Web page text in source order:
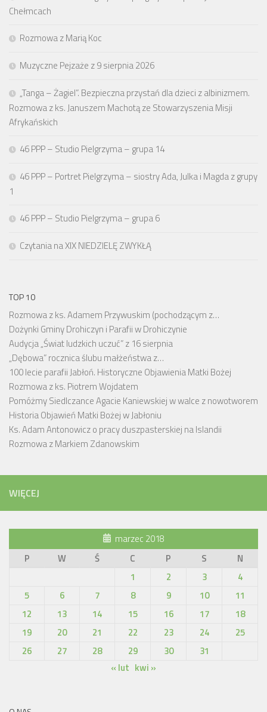
Chełmcach
Rozmowa z Marią Koc
Muzyczne Pejzaże z 9 sierpnia 2026
„Tanga – Żagiel”. Bezpieczna przystań dla dzieci z albinizmem.
Rozmowa z ks. Januszem Machotą ze Stowarzyszenia Misji
Afrykańskich
46 PPP – Studio Pielgrzyma – grupa 14
46 PPP – Portret Pielgrzyma – siostry Ada, Julka i Magda z grupy
1
46 PPP – Studio Pielgrzyma – grupa 6
Czytania na XIX NIEDZIELĘ ZWYKŁĄ
TOP 10
Rozmowa z ks. Adamem Przywuskim (pochodzącym z…
Dożynki Gminy Drohiczyn i Parafii w Drohiczynie
Audycja „Świat ludzkich uczuć” z 16 sierpnia
„Dębowa” rocznica ślubu małżeństwa z…
100 lecie parafii Jabłoń. Historyczne Objawienia Matki Bożej
Rozmowa z ks. Piotrem Wojdatem
Pomóżmy Siedlczance Agacie Kaniewskiej w walce z nowotworem
Historia Objawień Matki Bożej w Jabłoniu
Ks. Adam Antonowicz o pracy duszpasterskiej na Islandii
Rozmowa z Markiem Zdanowskim
WIĘCEJ
marzec 2018
P
W Ś C P S
N
1
2 3
4
5
6 7 8 9 10
11
12
13 14 15 16 17
18
19
20 21 22 23 24
25
26
27 28 29 30
31
« lut kwi »